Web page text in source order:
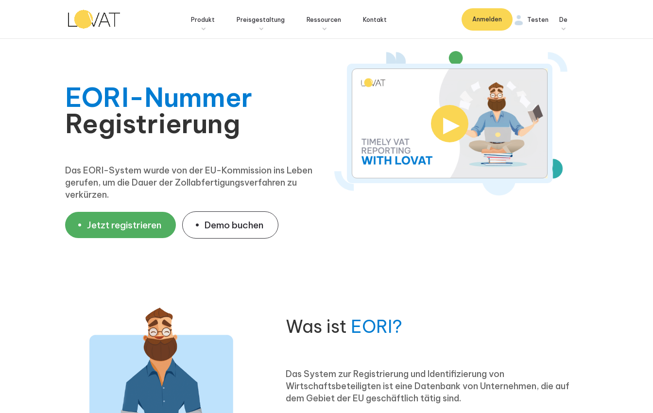
Produkt Preisgestaltung Ressourcen Kontakt De
Testen
Anmelden
EORI-Nummer
Registrierung
Das EORI-System wurde von der EU-Kommission ins Leben
gerufen, um die Dauer der Zollabfertigungsverfahren zu
verkürzen.
Jetzt registrieren Demo buchen
▶
Was ist EORI?
Das System zur Registrierung und Identifizierung von
Wirtschaftsbeteiligten ist eine Datenbank von Unternehmen, die auf
dem Gebiet der EU geschäftlich tätig sind.